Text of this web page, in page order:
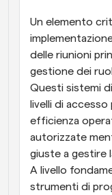
Un elemento
delle riunioni
gestione dei
Questi sistemi
livelli di
efficienza
autorizzate
giuste a gestire
A livello
strumenti di